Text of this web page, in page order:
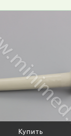
Купить